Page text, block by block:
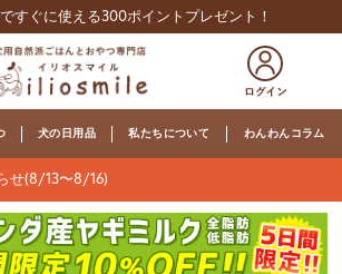
すぐに使える300ポイントプレゼント！
犬の日用品 私たちについて わんわんコラム
せ(8/13〜8/16)